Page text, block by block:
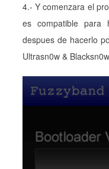
4.- Y comenzara el
es compatible para
despues de hacerlo
Ultrasn0w &